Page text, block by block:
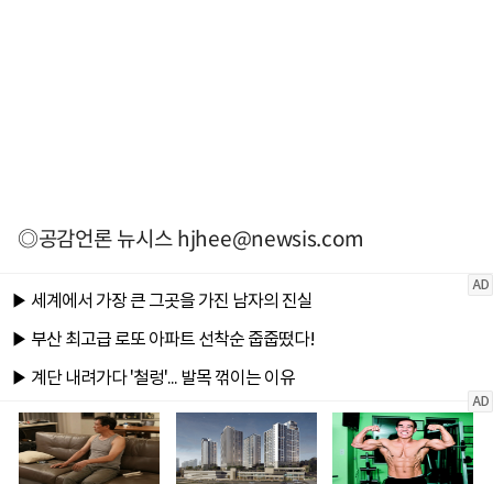
◎공감언론 뉴시스hjhee@newsis.com